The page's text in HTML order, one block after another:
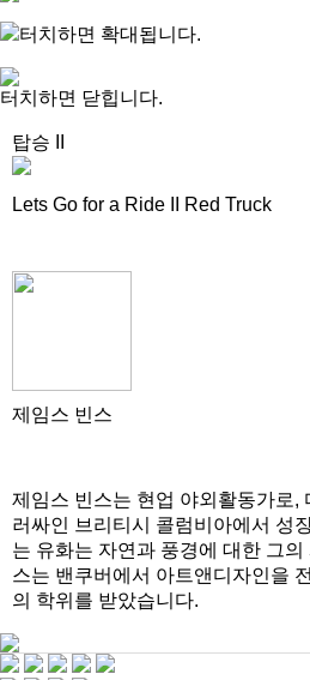
터치하면 확대됩니다.
터치하면 닫힙니다.
탑승 II
Lets Go for a Ride II Red Truck
제임스 빈스
제임스 빈스는 현업 야외활동가로,
러싸인 브리티시 콜럼비아에서 성
는 유화는 자연과 풍경에 대한 그
스는 밴쿠버에서 아트앤디자인을
의 학위를 받았습니다.